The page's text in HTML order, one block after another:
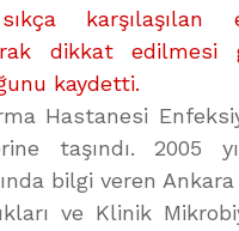
sıkça karşılaşılan
dikkat edilmesi
kaydetti.
Hastanesi
taşındı. 2005
bilgi veren
ve Klinik